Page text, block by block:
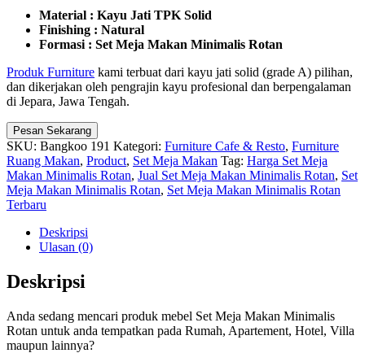
Material : Kayu Jati TPK Solid
Finishing : Natural
Formasi : Set Meja Makan Minimalis Rotan
Produk Furniture kami terbuat dari kayu jati solid (grade A) pilihan,
dan dikerjakan oleh pengrajin kayu profesional dan berpengalaman
di Jepara, Jawa Tengah.
Pesan Sekarang
SKU: Bangkoo 191 Kategori: Furniture Cafe & Resto, Furniture
Ruang Makan, Product, Set Meja Makan Tag: Harga Set Meja
Makan Minimalis Rotan, Jual Set Meja Makan Minimalis Rotan, Set
Meja Makan Minimalis Rotan, Set Meja Makan Minimalis Rotan
Terbaru
Deskripsi
Ulasan (0)
Deskripsi
Anda sedang mencari produk mebel Set Meja Makan Minimalis
Rotan untuk anda tempatkan pada Rumah, Apartement, Hotel, Villa
maupun lainnya?